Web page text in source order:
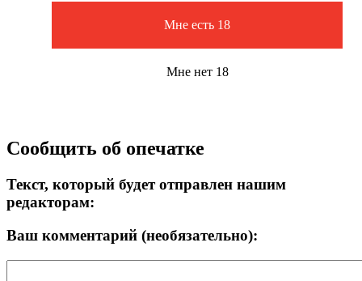
Мне есть 18
Мне нет 18
Сообщить об опечатке
Текст, который будет отправлен нашим
редакторам:
Ваш комментарий (необязательно):